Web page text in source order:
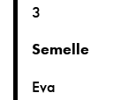
3
Semelle
Eva